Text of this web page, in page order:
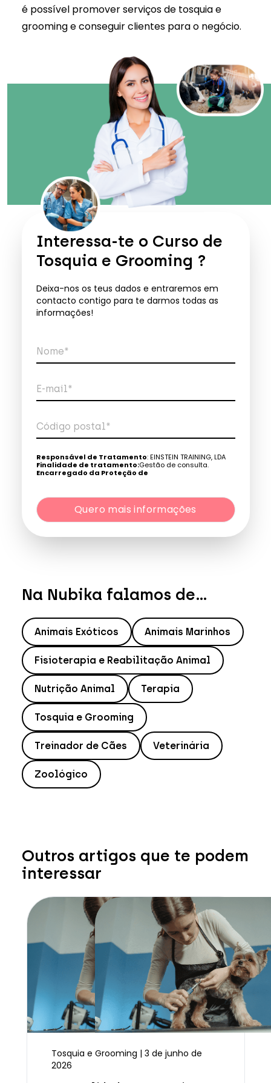
é possível promover serviços de tosquia e
grooming e conseguir clientes para o negócio.
Interessa-te o Curso de
Tosquia e Grooming ?
Deixa-nos os teus dados e entraremos em
contacto contigo para te darmos todas as
informações!
Nome*
E-mail*
Telefone*
Código postal*
Responsável de Tratamento: EINSTEIN TRAINING, LDA
Finalidade de tratamento:Gestão de consulta.
Encarregado da Proteção de
por obrigação legal. / Direitos: aceder, retificar e excluir os
dados, bem como outros direitos, conforme o explicito na
Política de Privacidade.
Quero mais informações
Na Nubika falamos de...
Animais Exóticos Animais Marinhos
Fisioterapia e Reabilitação Animal
Nutrição Animal Terapia
Tosquia e Grooming
Treinador de Cães Veterinária
Zoológico
Outros artigos que te podem
interessar
Tosquia e Grooming | 3 de junho de
2026